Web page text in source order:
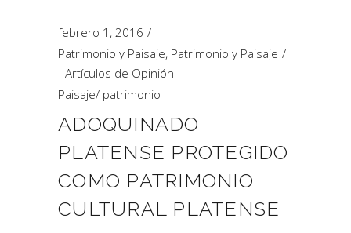
febrero 1, 2016
Patrimonio y Paisaje, Patrimonio y Paisaje
- Artículos de Opinión
Paisaje/ patrimonio
ADOQUINADO
PLATENSE PROTEGIDO
COMO PATRIMONIO
CULTURAL PLATENSE